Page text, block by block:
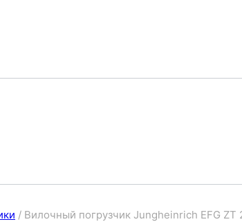
/ Вилочный погрузчик Jungheinrich EFG